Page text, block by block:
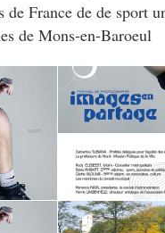
de France de de sport
de Mons-en-Baroeul